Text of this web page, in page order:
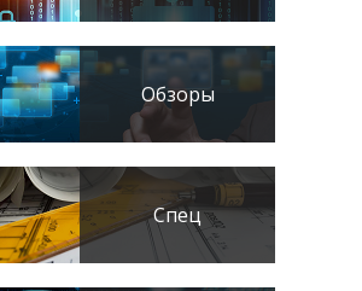
Обзоры
Спец